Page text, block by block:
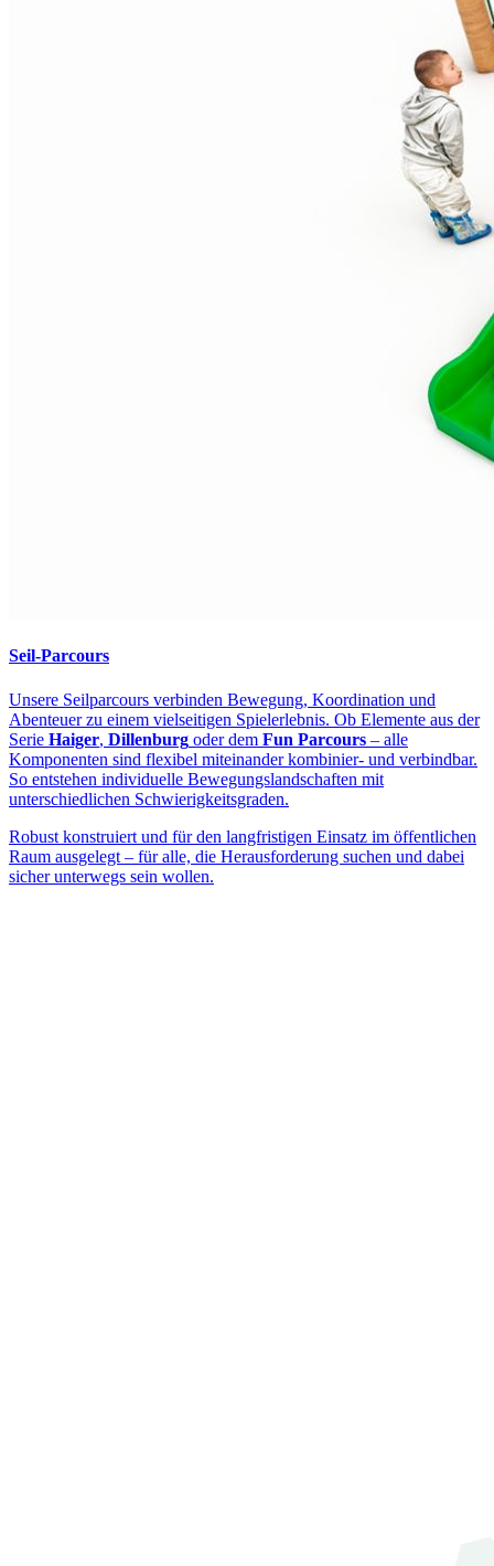
Seil-Parcours
Unsere Seilparcours verbinden Bewegung, Koordination und
Abenteuer zu einem vielseitigen Spielerlebnis. Ob Elemente aus der
Serie Haiger, Dillenburg oder dem Fun Parcours – alle
Komponenten sind flexibel miteinander kombinier- und verbindbar.
So entstehen individuelle Bewegungslandschaften mit
unterschiedlichen Schwierigkeitsgraden.
Robust konstruiert und für den langfristigen Einsatz im öffentlichen
Raum ausgelegt – für alle, die Herausforderung suchen und dabei
sicher unterwegs sein wollen.